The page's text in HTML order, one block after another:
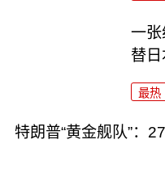
一
替日
最热
特朗普“黄金舰队”：